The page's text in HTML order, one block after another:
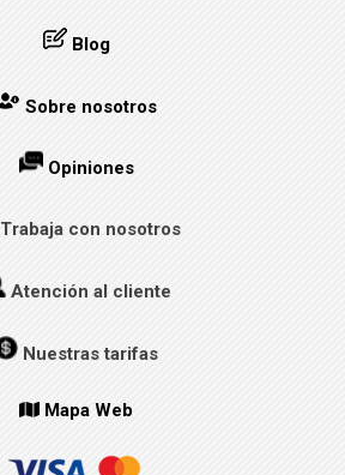
Blog
Sobre nosotros
Opiniones
Trabaja con nosotros
Atención al cliente
Nuestras tarifas
Mapa Web